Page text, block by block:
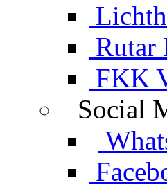
Rutar
FKK
Social